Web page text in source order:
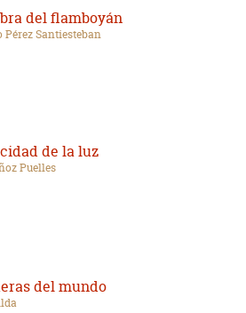
del flamboyán
Pérez Santiesteban
de la luz
Puelles
del mundo